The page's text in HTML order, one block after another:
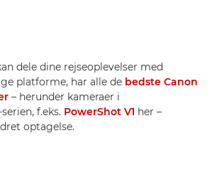
dele dine rejseoplevelser med
platforme, har alle de bedste Canon
– herunder kameraer i
f.eks. PowerShot V1 her –
optagelse.